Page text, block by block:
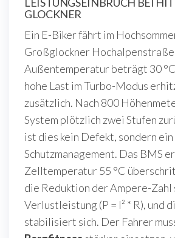
GLOCKNER
Ein E-Biker fährt im
Großglockner
Außentemperatur beträgt 30
hohe Last im Turbo-Modus
zusätzlich. Nach 800
System plötzlich zwei Stufen
ist dies kein Defekt, sondern
Schutzmanagement. Das BMS
Zelltemperatur 55 °C
die Reduktion der Ampere-Zahl
Verlustleistung (P = I² * R), und
stabilisiert sich. Der Fahrer